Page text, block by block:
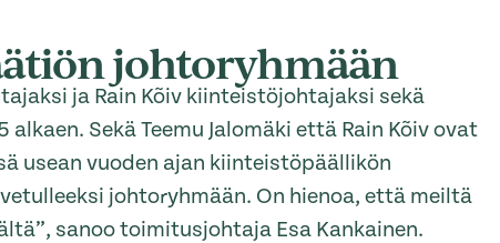
johtoryhmään
ja Rain Kõiv kiinteistöjohtajaksi sekä
Sekä Teemu Jalomäki että Rain Kõiv ovat
usean vuoden ajan kiinteistöpäällikön
johtoryhmään. On hienoa, että meiltä
sanoo toimitusjohtaja Esa Kankainen.